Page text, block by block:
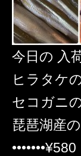
今日の 入
ヒラタケ
セコガニ
琵琶湖産
•••••••¥580